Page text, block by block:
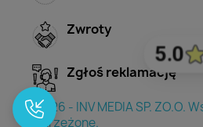
Zwroty
Zgłoś reklamację
© 2026 - INV MEDIA SP. ZO.O.
zastrzeżone.